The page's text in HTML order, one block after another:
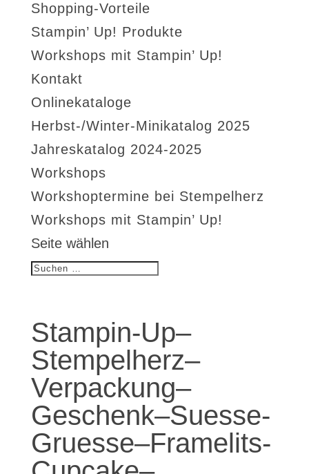
Shopping-Vorteile
Stampin’ Up! Produkte
Workshops mit Stampin’ Up!
Kontakt
Onlinekataloge
Herbst-/Winter-Minikatalog 2025
Jahreskatalog 2024-2025
Workshops
Workshoptermine bei Stempelherz
Workshops mit Stampin’ Up!
Seite wählen
Stampin-Up–
Stempelherz–
Verpackung–
Geschenk–Suesse-
Gruesse–Framelits-